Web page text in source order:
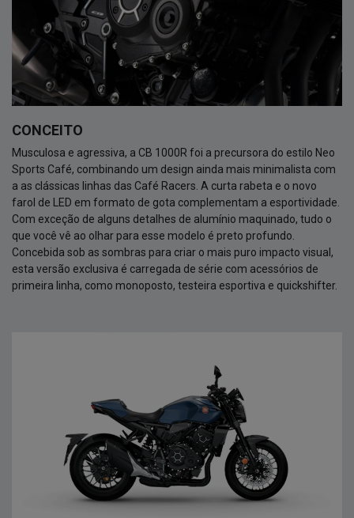
CONCEITO
Musculosa e agressiva, a CB 1000R foi a precursora do estilo Neo
Sports Café, combinando um design ainda mais minimalista com
a as clássicas linhas das Café Racers. A curta rabeta e o novo
farol de LED em formato de gota complementam a esportividade.
Com exceção de alguns detalhes de alumínio maquinado, tudo o
que você vê ao olhar para esse modelo é preto profundo.
Concebida sob as sombras para criar o mais puro impacto visual,
esta versão exclusiva é carregada de série com acessórios de
primeira linha, como monoposto, testeira esportiva e quickshifter.